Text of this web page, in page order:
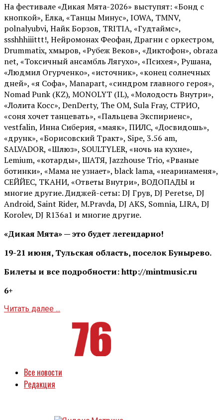
На фестивале «Дикая Мята-2026» выступят: «Бонд с
кнопкой», Ёлка, «Танцы Минус», IOWA, TMNV,
polnalyubvi, Найк Борзов, TRITIA, «Гудтаймс»,
ssshhhiiittt!, Нейромонах Феофан, Драгни с оркестром,
Drummatix, хмыров, «Рубеж Веков», «Диктофон», obraza
net, «Токсичный ансамбль Лягухо», «Психея», Рушана,
«Людмил Огурченко», «источник», «конец солнечных
дней», «я Софа», Manapart, «синдром главного героя»,
Nomad Punk (KZ), MONOLYT (IL), «Молодость Внутри»,
«Лолита Косс», DenDerty, The OM, Sula Fray, СТРИО,
«соня хочет танцевать», «Пальцева Экспириенс»,
vestfalin, Инна Сиберия, «маяк», ПИЛС, «Досвидошь»,
«друнк», «Борисовский Тракт», Sipe, 3.56 am,
SALVADOR, «Шлюз», SOULTYLER, «ночь на кухне»,
Lemium, «котарды», ШАТЯ, Jazzhouse Trio, «Рваные
ботинки», «Мама не узнает», black lama, «неаринаменя»,
СЕЙЙЕС, ТКАНИ, «Ответы Внутри», ВОДОПАДЫ и
многие другие. Диджей-сеты: DJ Грув, DJ Peretse, DJ
Android, Saint Rider, М.Pravda, DJ AKS, Somnia, LIRA, DJ
Korolev, DJ R136a1 и многие другие.
«Дикая Мята» — это будет легендарно!
19-21 июня, Тульская область, поселок Бунырево.
Билеты и все подробности: http://mintmusic.ru
6+
Читать далее ...
Все новости
Редакция